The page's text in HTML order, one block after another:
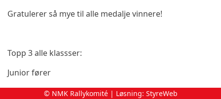
Gratulerer så mye til alle medalje vinnere!
Topp 3 alle klassser:
Junior fører
Ola Jr Nore NMK Modum & Sigdal 100poeng
© NMK Rallykomité | Løsning: StyreWeb